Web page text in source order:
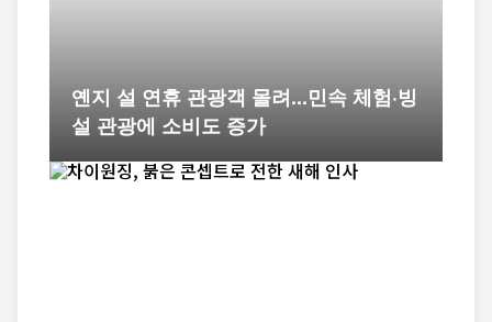
옌지 설 연휴 관광객 몰려...민속 체험·빙
설 관광에 소비도 증가